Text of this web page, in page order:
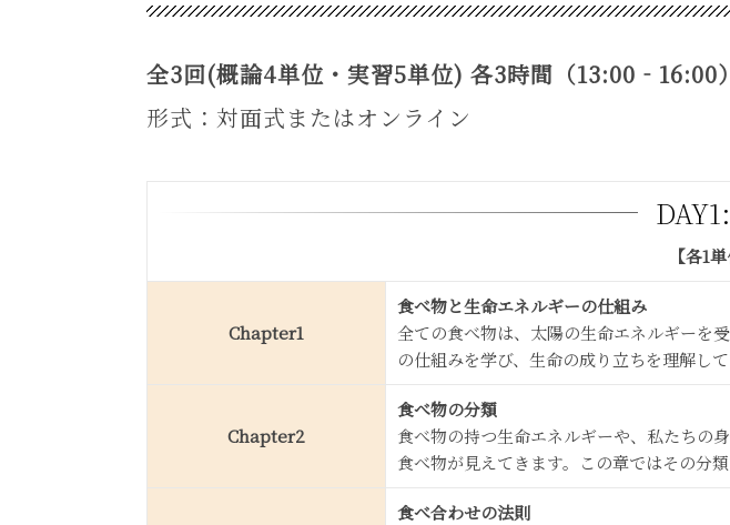
全3回(概論4単位・実習5単位) 各3時間（13:00‐16:00
形式：対面式またはオンライン
【各1
Chapter1
食べ物と生命エネルギーの仕組み
全ての食べ物は、太陽の生命エネルギーを
の仕組みを学び、生命の成り立ちを理解して
Chapter2
食べ物の分類
食べ物の持つ生命エネルギーや、私たちの
食べ物が見えてきます。この章ではその分
食べ合わせの法則